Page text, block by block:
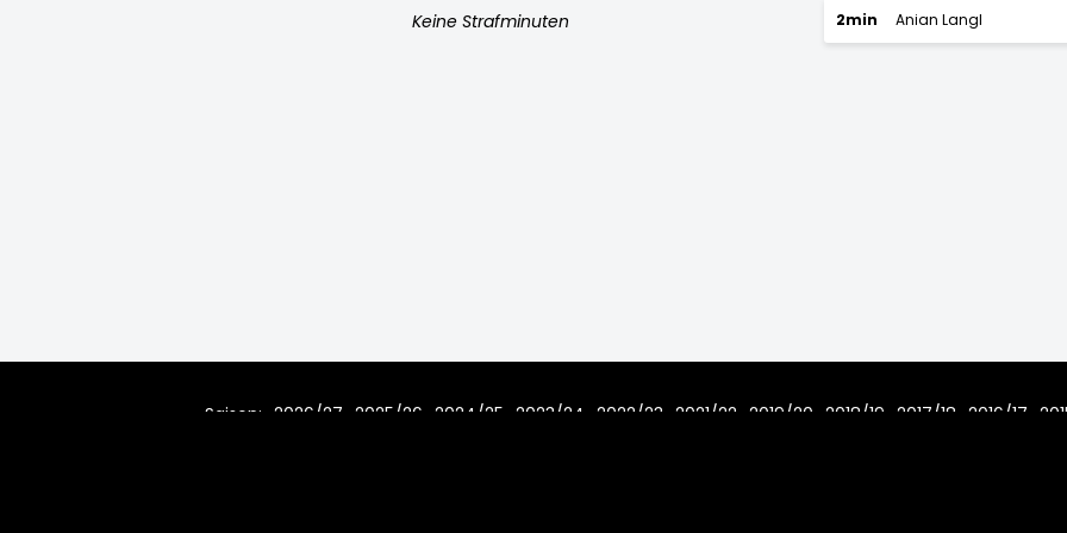
Keine Strafminuten 2min Anian Langl
Saison: 2026/27 2025/26 2024/25 2023/24 2022/23 2021/22 2019/20 2018/19 2017/18 2016/17